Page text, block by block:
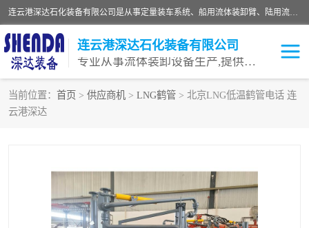
连云港深达石化装备有限公司是从事定量装车系统、船用流体装卸臂、陆用流体装卸臂（鹤管）、活动梯、钢构平台等全系列流体装卸设备的设计、制造、销售以及服务的专业供应商。公司始终以客户为中心，密切跟踪国内外油气储运及装卸设备先进技术的发展，以先进的技术、优质的产品、一流的服务，满足客户需求。
连云港深达石化装备有限公司
专业从事流体装卸设备生产,提供全面解决方案，生产与定制服务
当前位置： 首页 > 供应商机 > LNG鹤管 > 北京LNG低温鹤管电话 连
云港深达
鹤管
潜油泵鹤管
流体装卸臂 输油臂